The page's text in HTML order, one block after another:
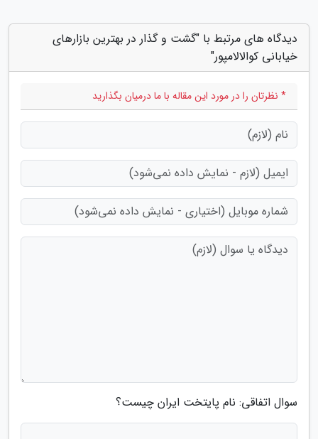
دیدگاه های مرتبط با "گشت و گذار در بهترین بازارهای
خیابانی کوالالامپور"
* نظرتان را در مورد این مقاله با ما درمیان بگذارید
سوال اتفاقی: نام پایتخت ایران چیست؟